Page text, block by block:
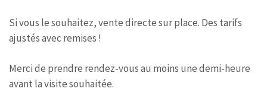
Si vous le souhaitez, vente directe sur place. Des tarifs
ajustés avec remises !
Merci de prendre rendez-vous au moins une demi-heure
avant la visite souhaitée.